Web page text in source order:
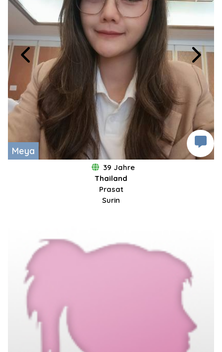
Meya
39 Jahre
Thailand
Prasat
Surin